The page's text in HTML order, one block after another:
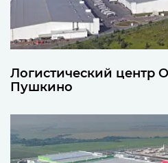
Логистический центр
Пушкино